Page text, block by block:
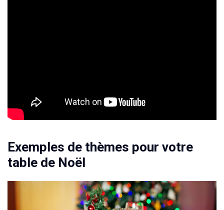
Exemples de thèmes pour votre
table de Noël